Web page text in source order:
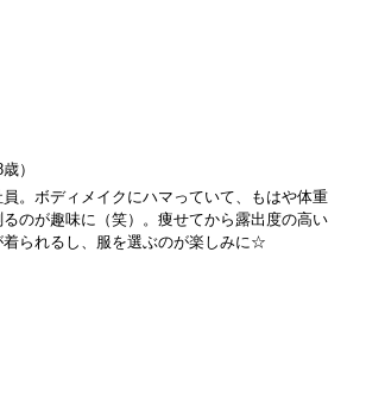
歳）
員。ボディメイクにハマっていて、もはや体重
るのが趣味に（笑）。痩せてから露出度の高い
着られるし、服を選ぶのが楽しみに☆